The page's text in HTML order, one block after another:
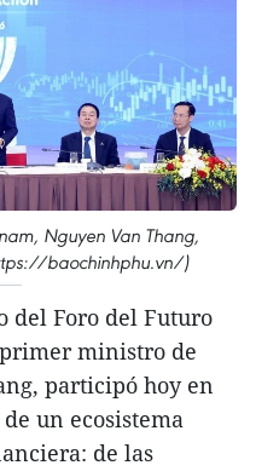
Nguyen Van Thang,
baochinhphu.vn/)
del Foro del Futuro
ministro de
participó hoy en
un ecosistema
de las